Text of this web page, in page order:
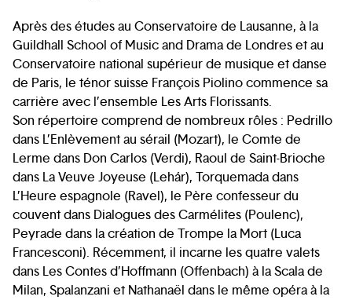
Après des études au Conservatoire de Lausanne, à la
Guildhall School of Music and Drama de Londres et au
Conservatoire national supérieur de musique et danse
de Paris, le ténor suisse François Piolino commence sa
carrière avec l’ensemble Les Arts Florissants.
Son répertoire comprend de nombreux rôles : Pedrillo
dans L’Enlèvement au sérail (Mozart), le Comte de
Lerme dans Don Carlos (Verdi), Raoul de Saint-Brioche
dans La Veuve Joyeuse (Lehár), Torquemada dans
L’Heure espagnole (Ravel), le Père confesseur du
couvent dans Dialogues des Carmélites (Poulenc),
Peyrade dans la création de Trompe la Mort (Luca
Francesconi). Récemment, il incarne les quatre valets
dans Les Contes d’Hoffmann (Offenbach) à la Scala de
Milan, Spalanzani et Nathanaël dans le même opéra à la